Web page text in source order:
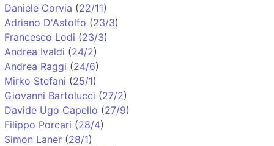
Daniele Corvia (22/11)
Adriano D'Astolfo (23/3)
Francesco Lodi (23/3)
Andrea Ivaldi (24/2)
Andrea Raggi (24/6)
Mirko Stefani (25/1)
Giovanni Bartolucci (27/2)
Davide Ugo Capello (27/9)
Filippo Porcari (28/4)
Simon Laner (28/1)